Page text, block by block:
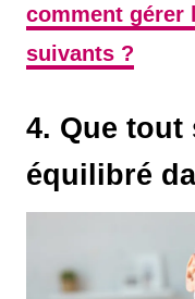
comment gérer
suivants ?
4. Que
équilibré